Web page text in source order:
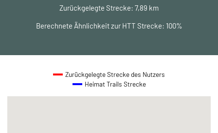
Zurückgelegte Strecke: 7,89 km
Berechnete Ähnlichkeit zur HTT Strecke: 100%
Zurückgelegte Strecke des Nutzers
Heimat Trails Strecke